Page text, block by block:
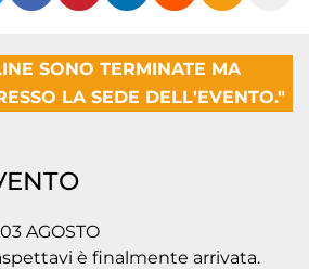
SONO TERMINATE MA
LA SEDE DELL'EVENTO."
AGOSTO
è finalmente arrivata.